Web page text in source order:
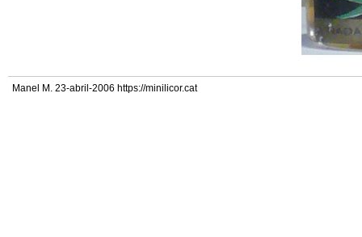
Manel M. 23-abril-2006 https://minilicor.cat